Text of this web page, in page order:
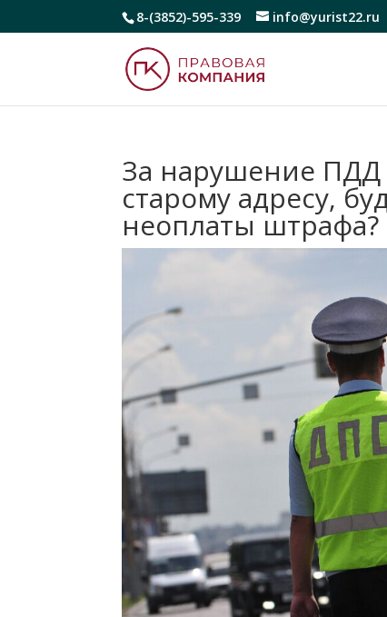
8-(3852)-595-339 info@yurist22.ru
За нарушение
старому адресу,
неоплаты штрафа?